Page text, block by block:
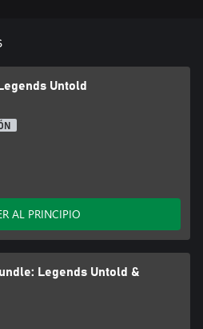
Untold
AL PRINCIPIO
Legends Untold &